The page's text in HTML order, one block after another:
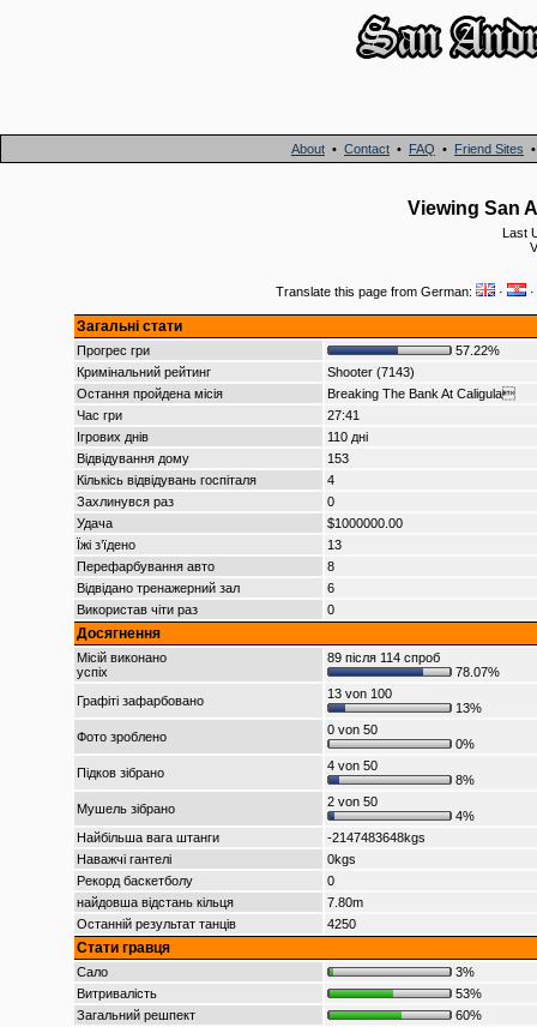
About • Contact • FAQ • Friend Sites
Viewing San
Last
Translate this page from German: · ·
Загальні стати
Прогрес гри
57.22%
Кримінальний рейтинг
Shooter (7143)
Остання пройдена місія
Breaking The Bank At Caligula
Час гри
27:41
Ігрових днів
110 дні
Відвідування дому
153
Кількісь відвідувань госпіталя
4
Захлинувся раз
0
Удача
$1000000.00
Їжі з’їдено
13
Перефарбування авто
8
Відвідано тренажерний зал
6
Використав чіти раз
0
Досягнення
Місій виконано
успіх
89 після 114 спроб
78.07%
Графіті зафарбовано
13 von 100
13%
Фото зроблено
0 von 50
0%
Підков зібрано
4 von 50
8%
Мушель зібрано
2 von 50
4%
Найбільша вага штанги
-2147483648kgs
Наважчі гантелі
0kgs
Рекорд баскетболу
0
найдовша відстань кільця
7.80m
Останній результат танців
4250
Стати гравця
Сало
3%
Витривалість
53%
Загальний решпект
60%